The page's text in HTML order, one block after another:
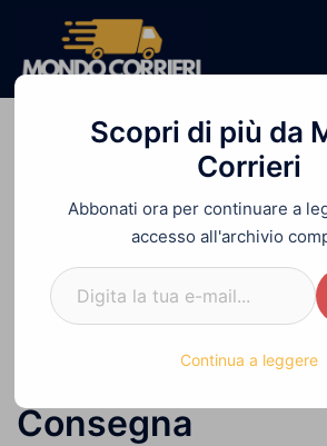
contenuto
Home»Come Funziona una
Ritiro alla Consegna
Come Funziona
Spedizione, dal
Consegna
Scopri di più da
Corrieri
Abbonati ora per continuare a
accesso all'archivio
Digita la tua e-mail...
Continua a leggere